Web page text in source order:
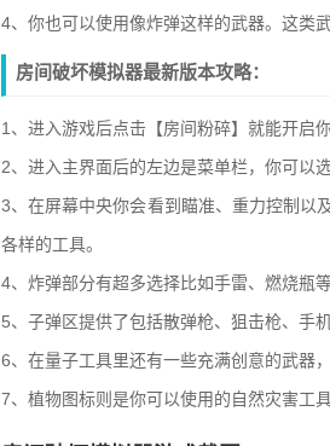
4、你也可以使用像炸弹这样的武器。这类
房间破坏模拟器最新版本攻略：
1、进入游戏后点击【房间粉碎】就能开启
2、进入主界面后的左边是菜单栏，你可以
3、在屏幕中央你会看到瞄准、重力控制以
各样的工具。
4、炸弹部分有超多选择比如手雷、燃烧瓶
5、子弹区提供了包括散弹枪、狙击枪、手
6、在量子工具里还有一些充满创意的武器
7、植物图标则是你可以使用的自然灾害工